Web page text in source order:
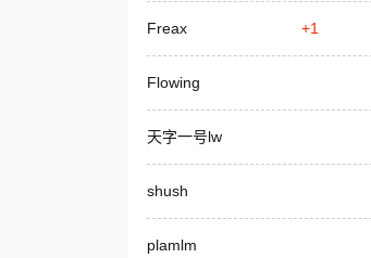
Freax +1
Flowing
天字一号lw
shush
plamlm